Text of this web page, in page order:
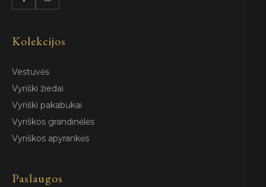
Kolekcijos
Vestuvės
Vyriški žiedai
Vyriški pakabukai
Vyriškos grandinėlės
Vyriškos apyrankės
Paslaugos